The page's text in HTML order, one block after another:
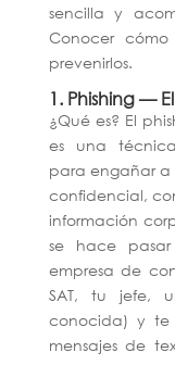
sencilla y
Conocer
prevenirlos.
1. Phishing —
¿Qué es? El
es una
para engañar a
confidencial,
información
se hace
empresa de
SAT, tu jefe,
conocida) y te
mensajes de